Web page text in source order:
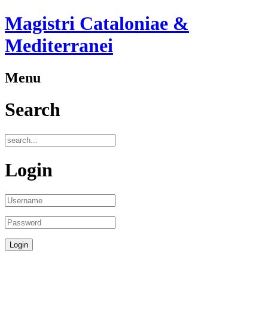
Magistri Cataloniae &
Mediterranei
Menu
Search
Login